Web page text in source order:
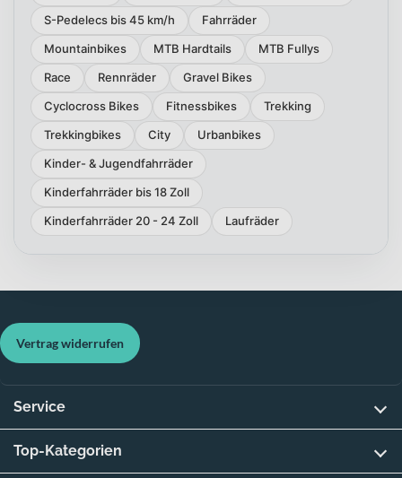
S-Pedelecs bis 45 km/h
Fahrräder
Mountainbikes
MTB Hardtails
MTB Fullys
Race
Rennräder
Gravel Bikes
Cyclocross Bikes
Fitnessbikes
Trekking
Trekkingbikes
City
Urbanbikes
Kinder- & Jugendfahrräder
Kinderfahrräder bis 18 Zoll
Kinderfahrräder 20 - 24 Zoll
Laufräder
Vertrag widerrufen
Service
Top-Kategorien